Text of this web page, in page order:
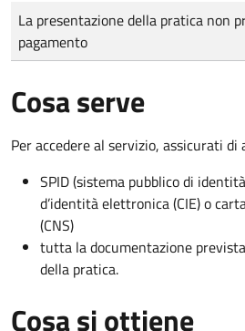
Tipo di pagamento
Importo
La presentazione della pratica non
pagamento
Cosa serve
Per accedere al servizio, assicurati di
SPID (sistema pubblico di
d’identità elettronica (CIE) o
(CNS)
tutta la documentazione
della pratica.
Cosa si ottiene